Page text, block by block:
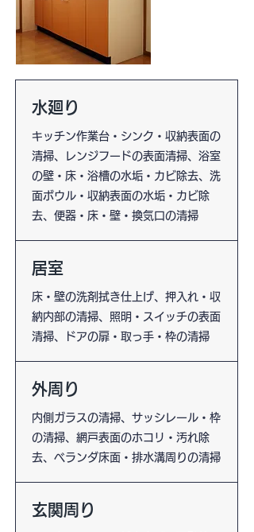
水廻り
キッチン作業台・シンク・収納表面の
清掃、レンジフードの表面清掃、浴室
の壁・床・浴槽の水垢・カビ除去、洗
面ボウル・収納表面の水垢・カビ除
去、便器・床・壁・換気口の清掃
居室
床・壁の洗剤拭き仕上げ、押入れ・収
納内部の清掃、照明・スイッチの表面
清掃、ドアの扉・取っ手・枠の清掃
外周り
内側ガラスの清掃、サッシレール・枠
の清掃、網戸表面のホコリ・汚れ除
去、ベランダ床面・排水溝周りの清掃
玄関周り